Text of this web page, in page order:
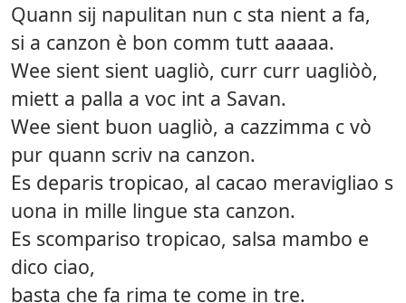
Quann sij napulitan nun c sta nient a fa,
si a canzon è bon comm tutt aaaaa.
Wee sient sient uagliò, curr curr uagliòò,
miett a palla a voc int a Savan.
Wee sient buon uagliò, a cazzimma c vò
pur quann scriv na canzon.
Es deparis tropicao, al cacao meravigliao s
uona in mille lingue sta canzon.
Es scompariso tropicao, salsa mambo e
dico ciao,
basta che fa rima te come in tre.